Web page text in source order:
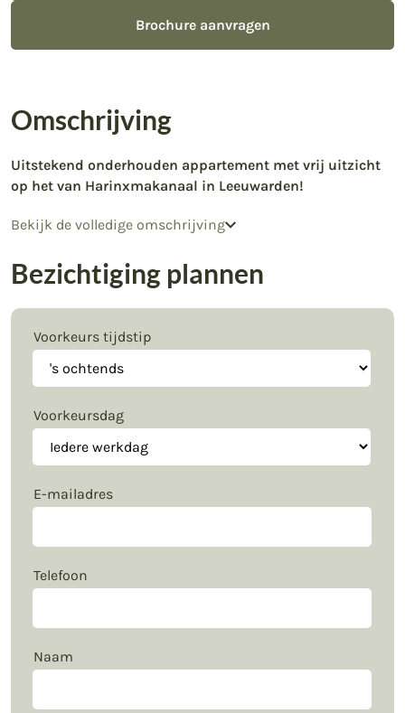
Brochure aanvragen
Omschrijving
Uitstekend onderhouden appartement met vrij uitzicht
op het van Harinxmakanaal in Leeuwarden!
Bekijk de volledige omschrijving
Bezichtiging plannen
Voorkeurs tijdstip
Voorkeursdag
E-mailadres
Telefoon
Naam